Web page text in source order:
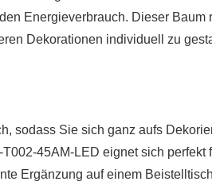
Energieverbrauch. Dieser
Dekorationen individuell zu
sodass Sie sich ganz aufs
45AM-LED eignet sich
Ergänzung auf einem